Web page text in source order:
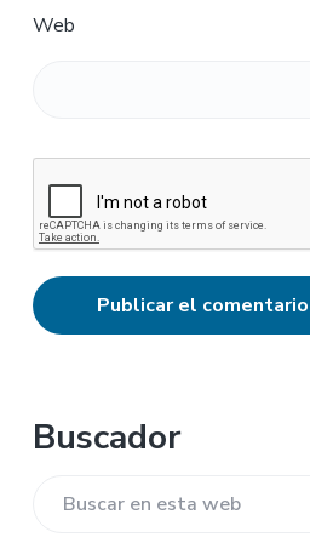
Web
Barra
lateral
Buscador
Buscar